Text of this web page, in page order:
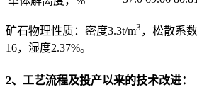
矿石物理性质：密度3.3t/m3 ，松散系
16，湿度2.37%。
2、工艺流程及投产以来的技术改进：